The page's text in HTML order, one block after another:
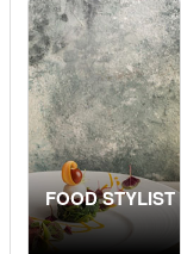
FOOD STYLIST